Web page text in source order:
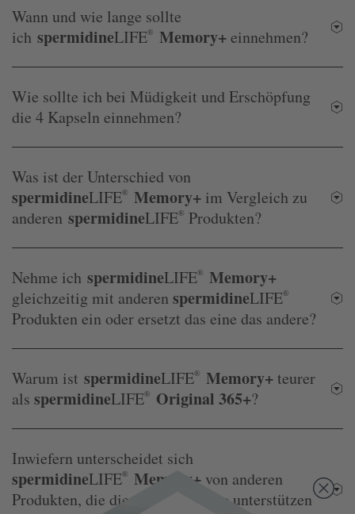
Wann und wie lange sollte
ich spermidineLIFE® Memory+einnehmen?
Wie sollte ich bei Müdigkeit und Erschöpfung
die 4 Kapseln einnehmen?
Was ist der Unterschied von
spermidineLIFE® Memory+ im Vergleich zu
anderen spermidineLIFE® Produkten?
Nehme ich spermidineLIFE® Memory+
gleichzeitig mit anderen spermidineLIFE®
Produkten ein oder ersetzt das eine das andere?
Warum ist spermidineLIFE® Memory+teurer
als spermidineLIFE® Original 365+?
Inwiefern unterscheidet sich
spermidineLIFE® Memory+ von anderen
Produkten, die die Gehirnleistung unterstützen